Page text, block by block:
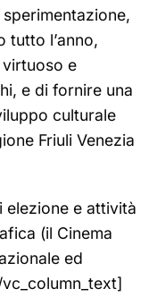
tutto l’anno,
e
e di fornire una
culturale
Friuli Venezia
elezione e attività
(il Cinema
ed